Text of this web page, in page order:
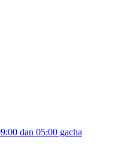
dan 05:00 gacha